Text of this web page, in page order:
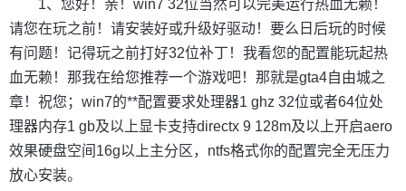
1、您好！亲！win7 32位当然可以完美运行热血无赖！
请您在玩之前！请安装好或升级好驱动！要么日后玩的时候
有问题！记得玩之前打好32位补丁！我看您的配置能玩起热
血无赖！那我在给您推荐一个游戏吧！那就是gta4自由城之
章！祝您；win7的**配置要求处理器1 ghz 32位或者64位处
理器内存1 gb及以上显卡支持directx 9 128m及以上开启aero
效果硬盘空间16g以上主分区，ntfs格式你的配置完全无压力
放心安装。